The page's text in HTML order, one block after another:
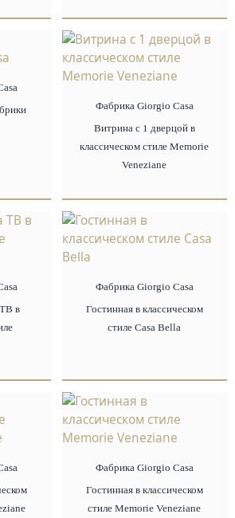
Фабрика Giorgio Сasa
Витрина с 1 дверцой в
классическом стиле Memorie
Veneziane
в
Фабрика Giorgio Сasa
Гостинная в классическом
стиле Casa Bella
Фабрика Giorgio Сasa
Гостинная в классическом
стиле Memorie Veneziane